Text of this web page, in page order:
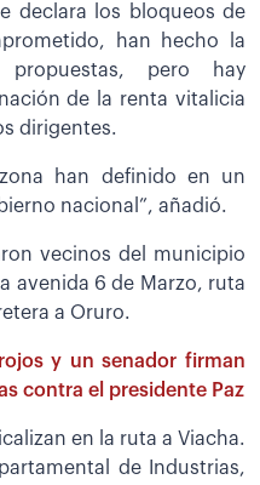
declara los bloqueos de
han hecho la
propuestas, pero hay
de la renta vitalicia
dirigentes.
han definido en un
nacional”, añadió.
vecinos del municipio
avenida 6 de Marzo, ruta
a Oruro.
y un senador firman
contra el presidente Paz
en la ruta a Viacha.
de Industrias,